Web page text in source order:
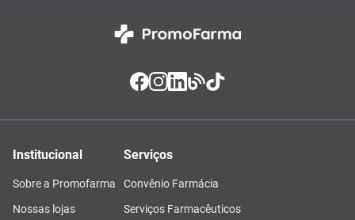
Institucional
Sobre a Promofarma
Nossas lojas
Serviços
Convênio Farmácia
Serviços Farmacêuticos